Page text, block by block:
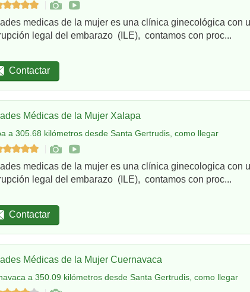
medicas de la mujer es una clínica ginecológica con
legal del embarazo (ILE), contamos con proc...
Contactar
Médicas de la Mujer Xalapa
a 305.68 kilómetros desde Santa Gertrudis, como llegar
medicas de la mujer es una clínica ginecologica con
legal del embarazo (ILE), contamos con proc...
Contactar
Médicas de la Mujer Cuernavaca
a 350.09 kilómetros desde Santa Gertrudis, como llegar